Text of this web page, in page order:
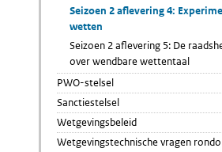
Seizoen 2 aflevering 4:
wetten
Seizoen 2 aflevering 5: De
over wendbare wettentaal
PWO-stelsel
Sanctiestelsel
Wetgevingsbeleid
Wetgevingstechnische vragen